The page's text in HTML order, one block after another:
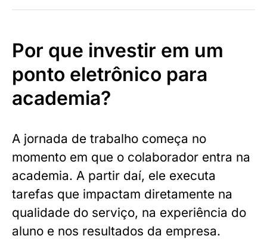
Por que investir em um
ponto eletrônico para
academia?
A jornada de trabalho começa no
momento em que o colaborador entra na
academia. A partir daí, ele executa
tarefas que impactam diretamente na
qualidade do serviço, na experiência do
aluno e nos resultados da empresa.